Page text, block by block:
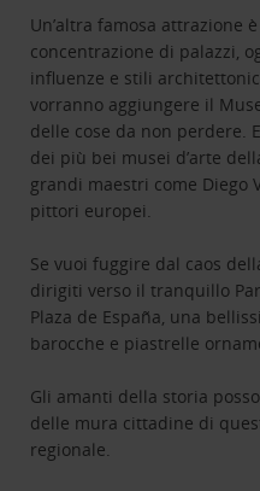
Un’altra famosa attrazione
concentrazione di palazzi,
influenze e stili
vorranno aggiungere il
delle cose da non perdere.
dei più bei musei d’arte
grandi maestri come Diego
pittori europei.
Se vuoi fuggire dal caos
dirigiti verso il tranquillo
Plaza de España, una
barocche e piastrelle
Gli amanti della storia
delle mura cittadine di
regionale.